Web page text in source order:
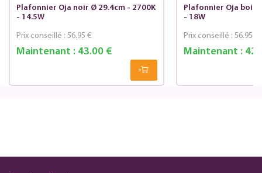
Plafonnier Oja noir Ø 29.4cm - 2700K
- 14.5W
Maintenant :43.00 €
Prix conseillé : 56.95 €
Plafonnier Oja bois
- 18W
Maintenant :
Prix conseillé : 56.95 €